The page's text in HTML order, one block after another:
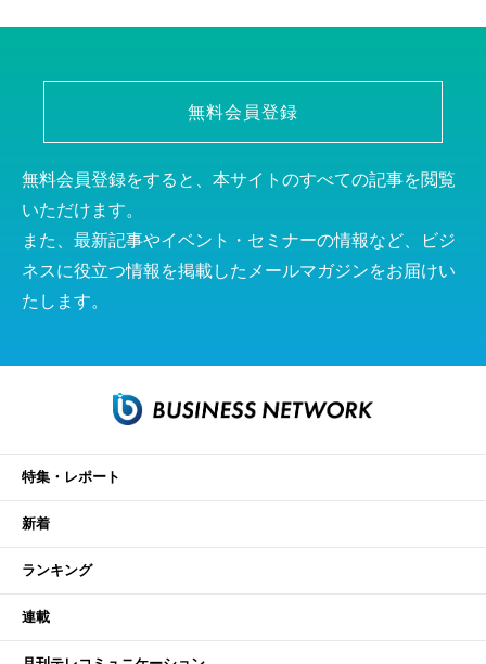
無料会員登録
無料会員登録をすると、本サイトのすべての記事を閲覧
いただけます。
また、最新記事やイベント・セミナーの情報など、ビジ
ネスに役立つ情報を掲載したメールマガジンをお届けい
たします。
特集・レポート
新着
ランキング
連載